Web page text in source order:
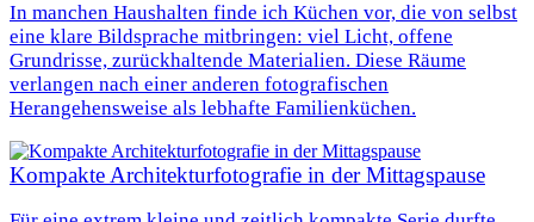
In manchen Haushalten finde ich Küchen vor, die von selbst
eine klare Bildsprache mitbringen: viel Licht, offene
Grundrisse, zurückhaltende Materialien. Diese Räume
verlangen nach einer anderen fotografischen
Herangehensweise als lebhafte Familienküchen.
Kompakte Architekturfotografie in der Mittagspause